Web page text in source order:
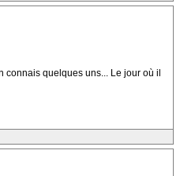
quelques uns... Le jour où il